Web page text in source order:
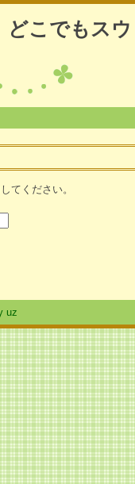
どこでもス
てください。
uz